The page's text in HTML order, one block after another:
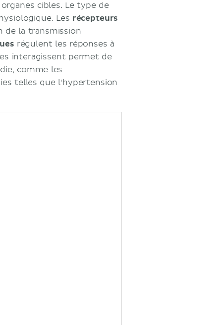
cibles. Le type de
Les récepteurs
de la transmission
régulent les réponses à
interagissent permet de
comme les
telles que l'hypertension